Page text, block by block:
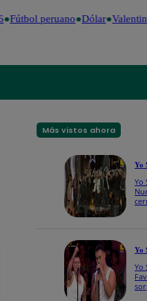
Fútbol peruano Dólar Valentina
Más vistos ahora
Yo
Yo
Yo
Yo